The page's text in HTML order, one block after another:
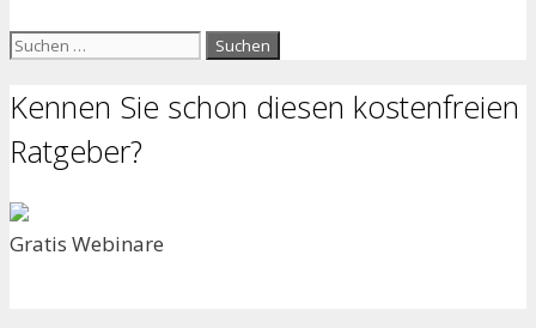
Suchen
Kennen Sie schon diesen kostenfreien
Ratgeber?
Gratis Webinare